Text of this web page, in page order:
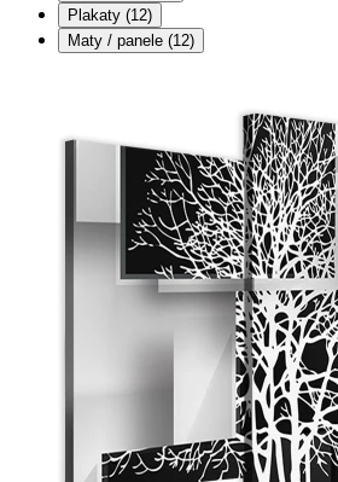
Plakaty (12)
Maty / panele (12)